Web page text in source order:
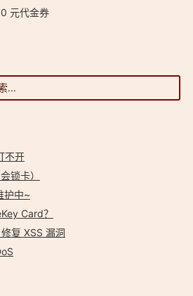
元代金券
不开
锁卡）
护中~
Card？
复 XSS 漏洞